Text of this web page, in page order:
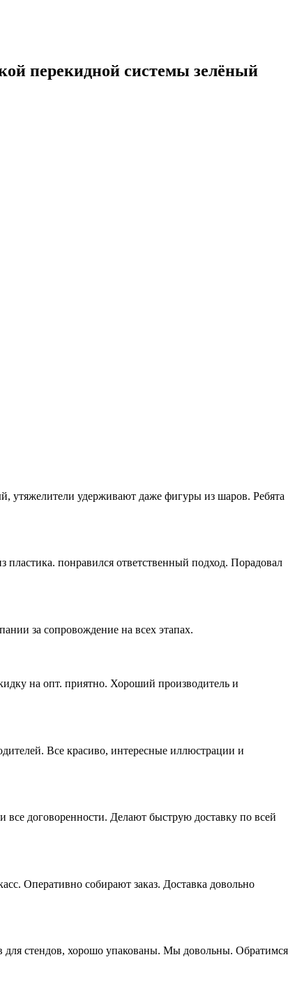
перекидной системы зелёный
утяжелители удерживают даже фигуры из шаров. Ребята
понравился ответственный подход. Порадовал
за сопровождение на всех этапах.
на опт. приятно. Хороший производитель и
Все красиво, интересные иллюстрации и
договоренности. Делают быструю доставку по всей
Оперативно собирают заказ. Доставка довольно
для стендов, хорошо упакованы. Мы довольны. Обратимся